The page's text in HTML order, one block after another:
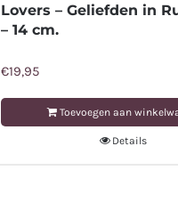
Lovers – Geliefden in
– 14 cm.
€19,95
Toevoegen aan
Details